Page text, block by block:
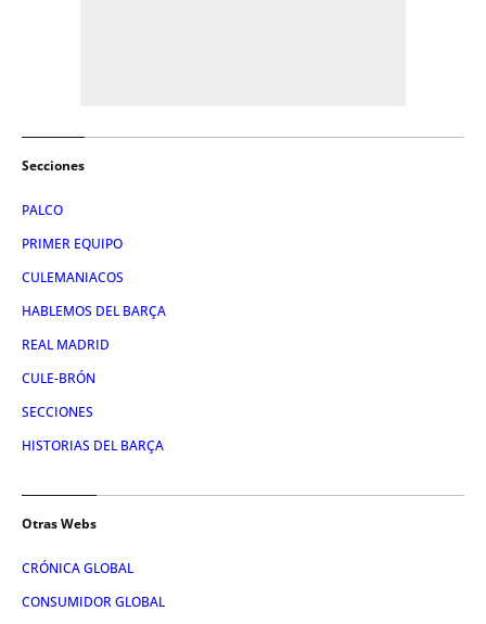
Secciones
PALCO
PRIMER EQUIPO
CULEMANIACOS
HABLEMOS DEL BARÇA
REAL MADRID
CULE-BRÓN
SECCIONES
HISTORIAS DEL BARÇA
Otras Webs
CRÓNICA GLOBAL
CONSUMIDOR GLOBAL